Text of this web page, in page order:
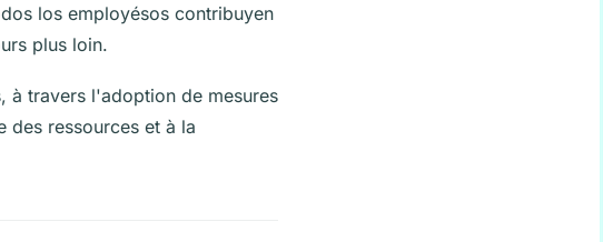
los employésos contribuyen
plus loin.
à travers l'adoption de mesures
ressources et à la